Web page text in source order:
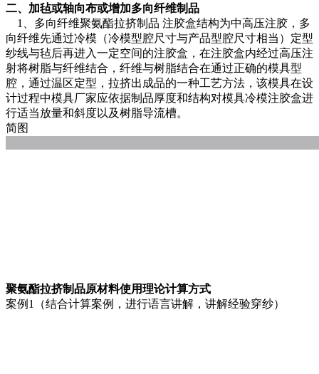
二、加毡或轴向布或增加多向纤维制品
1、多向纤维聚氨酯拉挤制品 注胶盒结构为中高压注胶，多
向纤维先通过冷模（冷模型腔尺寸与产品型腔尺寸相当）定型
纱线与毡后再进入一定空间的注胶盒，在注胶盒内经过高压注
射将树脂与纤维结合，纤维与树脂结合在通过正确的模具型
腔，通过温区定型，拉挤出成品的一种工艺方法，该模具在设
计过程中模具厂家应依据制品厚度和结构对模具冷模注胶盒进
行适当放量和斜度以及树脂导流槽。
简图
聚氨酯拉挤制品原材料使用理论计算方式
案例1（结合计算案例，进行语言讲解，讲解经验穿纱）